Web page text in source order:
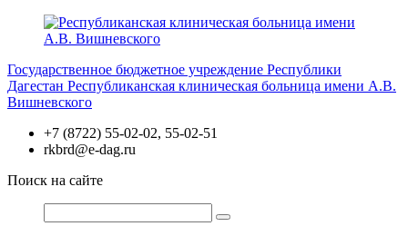
Перейти
Государственное бюджетное учреждение Республики
Дагестан Республиканская клиническая больница имени А.В.
Вишневского
+7 (8722) 55-02-02, 55-02-51
rkbrd@e-dag.ru
Поиск на сайте